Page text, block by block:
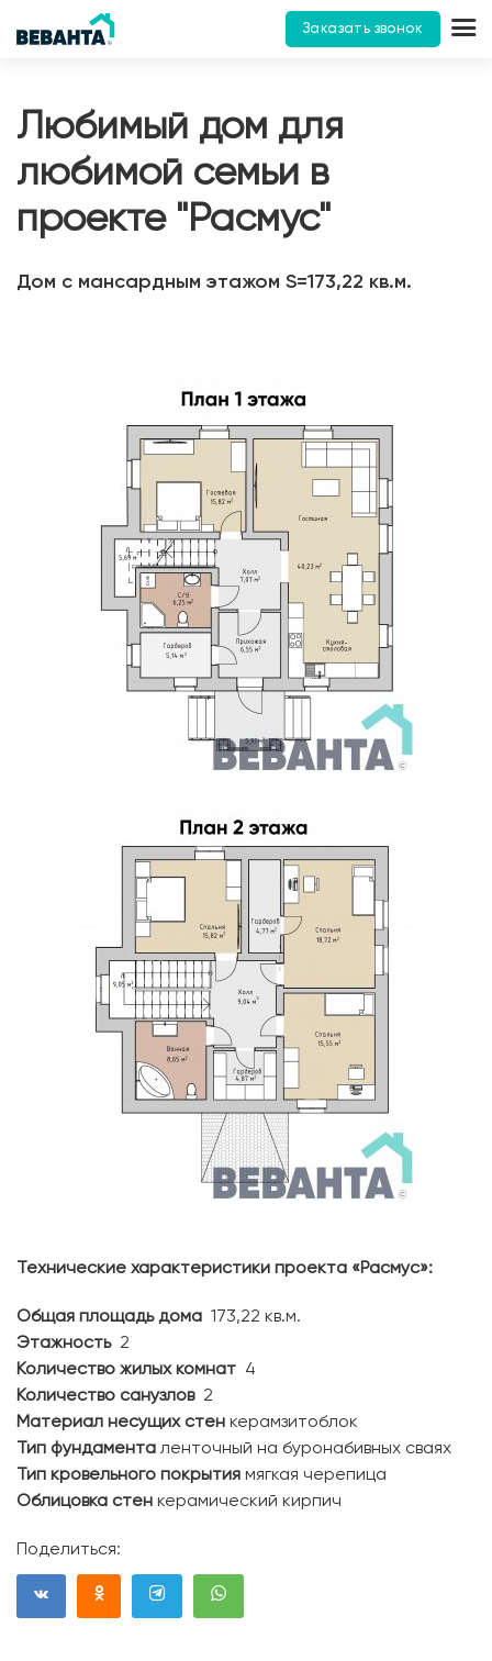
Заказать звонок
Любимый дом для
любимой семьи в
проекте "Расмус"
Дом с мансардным этажом S=173,22 кв.м.
Технические характеристики проекта «Расмус»:
Общая площадь дома 173,22 кв.м.
Этажность2
Количество жилых комнат 4
Количество санузлов2
Материал несущих стен керамзитоблок
Тип фундамента ленточный на буронабивных сваях
Тип кровельного покрытия мягкая черепица
Облицовка стен керамический кирпич
Поделиться: